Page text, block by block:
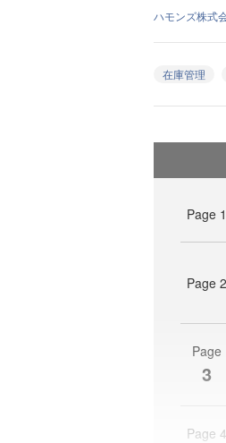
ハモンズ株
在庫管理
Page 1
Page 2
Page
3
Page 4